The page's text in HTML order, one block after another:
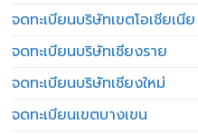
จดทะเบียนบริษัทเขตโอเชียเนีย
จดทะเบียนบริษัทเชียงราย
จดทะเบียนบริษัทเชียงใหม่
จดทะเบียนเขตบางเขน